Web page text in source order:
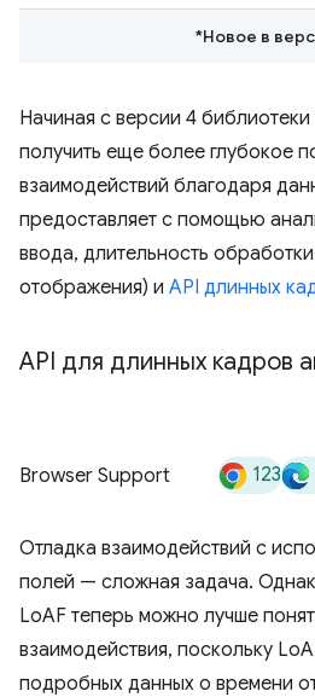
*Новое в
Начиная с версии 4
получить еще более глубокое
взаимодействий благодаря
предоставляет с помощью
ввода, длительность
отображения) и API длинных
API для длинных кадров
Browser Support 123
Отладка взаимодействий с
полей — сложная задача.
LoAF теперь можно лучше
взаимодействия, поскольку
подробных данных о времени